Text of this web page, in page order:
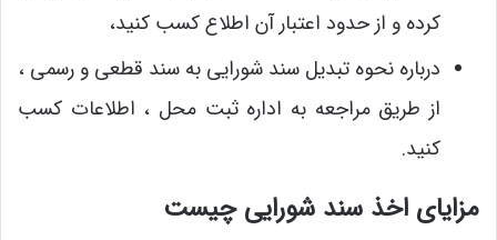
کرده و از حدود اعتبار آن اطلاع کسب کنید،
درباره نحوه تبدیل سند شورایی به سند قطعی و رسمی ،
از طریق مراجعه به اداره ثبت محل ، اطلاعات کسب
کنید.
مزایای اخذ سند شورایی چیست